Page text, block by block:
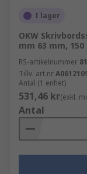
I lager
OKW
mm 63 mm,
RS-artikelnummer
Tillv. art.nr
Antal (1 enhet)
531,46 kr(exkl.
Antal